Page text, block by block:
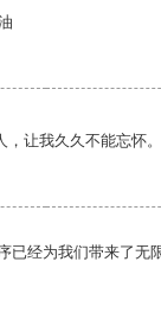
让我久久不能忘怀。
已经为我们带来了无